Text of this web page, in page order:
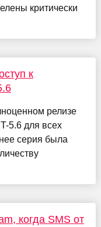
критически
к
релизе
5.6 для всех
серия была
когда SMS от